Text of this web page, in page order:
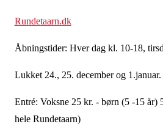
Rundetaarn.dk
Åbningstider: Hver dag kl. 10-18,
Lukket 24., 25. december og 1.januar.
Entré: Voksne 25 kr. - børn (5 -15 år)
hele Rundetaarn)